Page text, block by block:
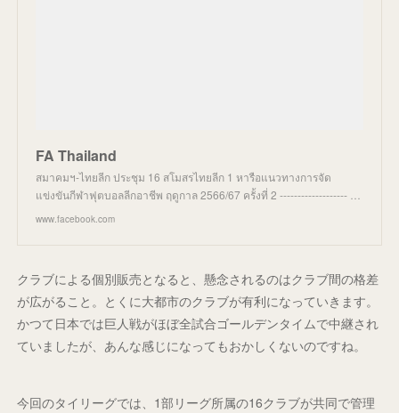
FA Thailand
สมาคมฯ-ไทยลีก ประชุม 16 สโมสรไทยลีก 1 หารือแนวทางการจัด
แข่งขันกีฬาฟุตบอลลีกอาชีพ ฤดูกาล 2566/67 ครั้งที่ 2 ------------------- …
www.facebook.com
クラブによる個別販売となると、懸念されるのはクラブ間の格差
が広がること。とくに大都市のクラブが有利になっていきます。
かつて日本では巨人戦がほぼ全試合ゴールデンタイムで中継され
ていましたが、あんな感じになってもおかしくないのですね。
今回のタイリーグでは、1部リーグ所属の16クラブが共同で管理